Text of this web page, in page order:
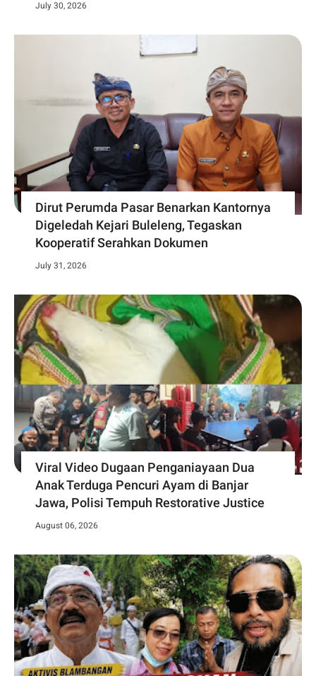
July 30, 2026
Dirut Perumda Pasar Benarkan Kantornya
Digeledah Kejari Buleleng, Tegaskan
Kooperatif Serahkan Dokumen
July 31, 2026
Viral Video Dugaan Penganiayaan Dua
Anak Terduga Pencuri Ayam di Banjar
Jawa, Polisi Tempuh Restorative Justice
August 06, 2026